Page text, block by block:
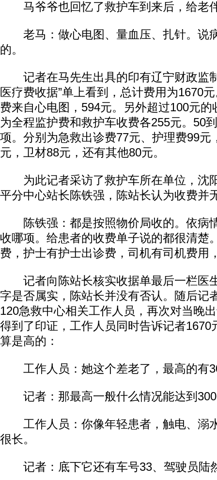
马爷爷也回忆了救护车到来后，给老
老马：做心电图、量血压、扎针。说
的。
记者在马先生出具的印有辽宁财政监
医疗费收据”单上看到，总计费用为1670
费来自心电图，594元。另外超过100元
为全程监护费和救护车收费各255元。50
项。分别为急救出诊费77元、护理费99元
元，卫材88元，还有其他80元。
为此记者采访了救护车所在单位，沈
平分中心站长陈铁强，陈站长认为收费并
陈铁强：都是按照物价局收的。依病
收哪项。给患者的收费单子说的都很清楚
费，护士有护士出诊费，司机有司机费用
记者向陈站长核实收据单最后一栏医
字是否属实，陈站长并没有否认。随后记
120急救中心相关工作人员，再次对当晚
得到了印证，工作人员同时告诉记者1670
算是高的：
工作人员：她这个差老了，最高的有
记者：那最高一般什么情况能达到
工作人员：你像年轻患者，触电、溺
很长。
记者：底下它还有车号33、驾驶员